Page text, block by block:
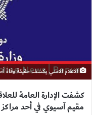
الاعلام الامني يكشف حقيقة وفاة
كشفت الإدارة العامة
مقيم آسيوي في أحد مراكز